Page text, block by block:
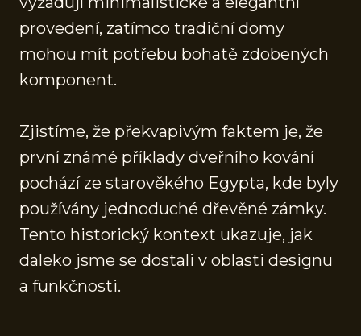
provedení, zatímco tradiční domy
mohou mít potřebu bohatě zdobených
komponent.
Zjistíme, že překvapivým faktem je, že
první známé příklady dveřního kování
pochází ze starověkého Egypta, kde byly
používány jednoduché dřevěné zámky.
Tento historický kontext ukazuje, jak
daleko jsme se dostali v oblasti designu
a funkčnosti.